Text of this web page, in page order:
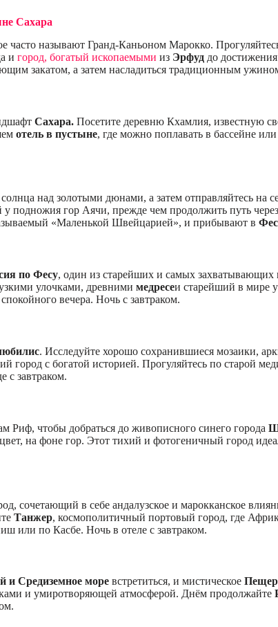
Сахара
часто называют Гранд-Каньоном Марокко.
и город, богатый ископаемыми из Эрфуд до достижения
закатом, а затем насладиться традиционным
Сахара. Посетите деревню Кхамлия, известную
отель в пустыне, где можно поплавать в бассейне
над золотыми дюнами, а затем отправляйтесь на
подножия гор Аячи, прежде чем продолжить путь через
«Маленькой Швейцарией», и прибывают в Фес
по Фесу, один из старейших и самых захватывающих
улочками, древними медресеи старейший в мире
вечера. Ночь с завтраком.
. Исследуйте хорошо сохранившиеся мозаики,
город с богатой историей. Прогуляйтесь по старой
с завтраком.
Риф, чтобы добраться до живописного синего города
на фоне гор. Этот тихий и фотогеничный город
сочетающий в себе андалузское и марокканское
Танжер, космополитичный портовый город, где
или по Касбе. Ночь в отеле с завтраком.
и Средиземное море встретиться, и мистическое
и умиротворяющей атмосферой. Днём продолжайте